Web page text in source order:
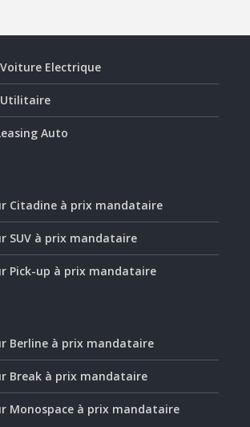
Electrique
Auto
Citadine à prix mandataire
SUV à prix mandataire
Pick-up à prix mandataire
Berline à prix mandataire
Break à prix mandataire
Monospace à prix mandataire